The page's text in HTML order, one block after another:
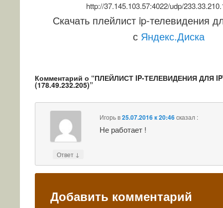
http://37.145.103.57:4022/udp/
Скачать плейлист ip-телевидения
с Яндекс.Диска
Комментарий о “ПЛЕЙЛИСТ IP-ТЕЛЕВИДЕНИЯ ДЛЯ
(178.49.232.205)”
Игорьв25.07.2016 к 20:46cказал :
Не работает !
Ответ ↓
Добавить комментарий